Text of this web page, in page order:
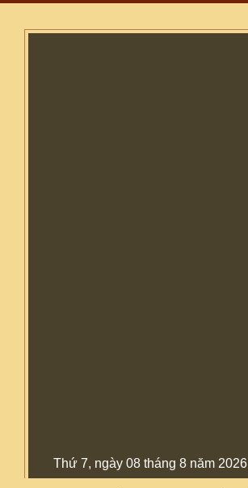
Thứ 7, ngày 08 tháng 8 năm 2026